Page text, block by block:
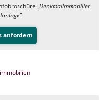
„Denkmalimmobilien
:
anfordern